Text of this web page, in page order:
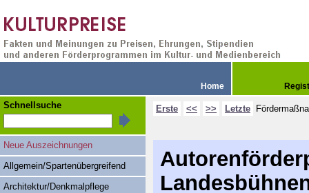
Home
Erste << >> Letzte
Schnellsuche
Neue Auszeichnungen
Allgemein/Spartenübergreifend
Architektur/Denkmalpflege